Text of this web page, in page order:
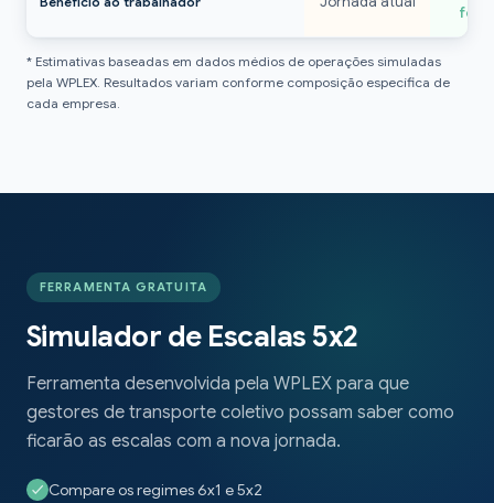
* Estimativas baseadas em dados médios de operações simuladas
pela WPLEX. Resultados variam conforme composição específica de
cada empresa.
FERRAMENTA GRATUITA
Simulador de Escalas 5x2
Ferramenta desenvolvida pela WPLEX para que
gestores de transporte coletivo possam saber como
ficarão as escalas com a nova jornada.
Compare os regimes 6x1 e 5x2